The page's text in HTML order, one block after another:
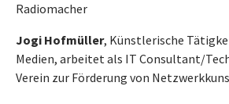
Radiomacher
Jogi Hofmüller, Künstlerische
Medien, arbeitet als IT Consultant/
Verein zur Förderung von